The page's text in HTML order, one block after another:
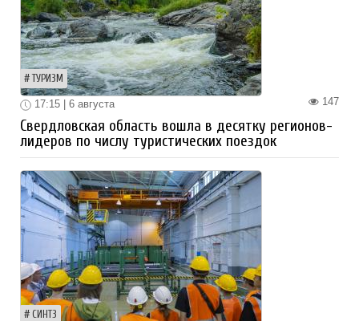
ТУРИЗМ
147
17:15 | 6 августа
Свердловская область вошла в десятку регионов-
лидеров по числу туристических поездок
СИНТЗ